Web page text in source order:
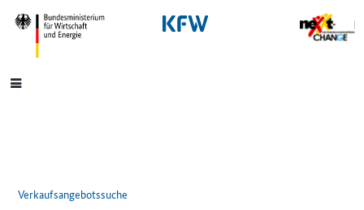
SrOnlyNavigation
Hauptmenü
Verkaufsangebotssuche